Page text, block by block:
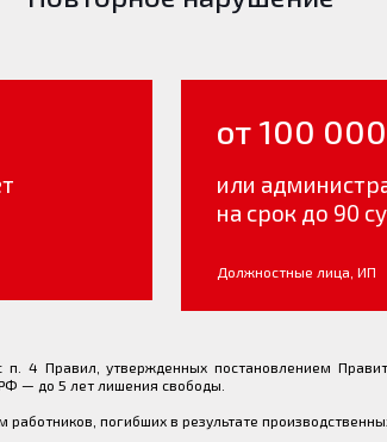
от 100
или
на срок до 90
Должностные лица, ИП
4 Правил, утвержденных постановлением
— до 5 лет лишения свободы.
погибших в результате